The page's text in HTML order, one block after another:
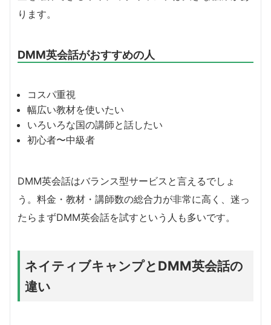
ります。
DMM英会話がおすすめの人
コスパ重視
幅広い教材を使いたい
いろいろな国の講師と話したい
初心者〜中級者
DMM英会話はバランス型サービスと言えるでしょ
う。料金・教材・講師数の総合力が非常に高く、迷っ
たらまずDMM英会話を試すという人も多いです。
ネイティブキャンプとDMM英会話の
違い